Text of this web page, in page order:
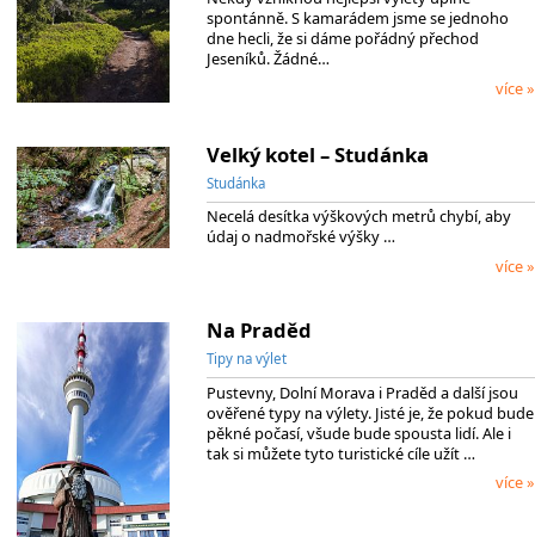
spontánně. S kamarádem jsme se jednoho
dne hecli, že si dáme pořádný přechod
Jeseníků. Žádné…
více »
Velký kotel – Studánka
Studánka
Necelá desítka výškových metrů chybí, aby
údaj o nadmořské výšky …
více »
Na Praděd
Tipy na výlet
Pustevny, Dolní Morava i Praděd a další jsou
ověřené typy na výlety. Jisté je, že pokud bude
pěkné počasí, všude bude spousta lidí. Ale i
tak si můžete tyto turistické cíle užít …
více »